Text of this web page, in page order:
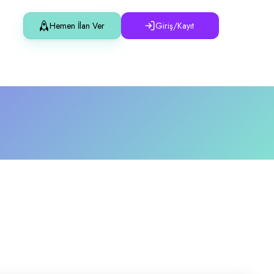
Hemen İlan Ver Giriş/Kayıt